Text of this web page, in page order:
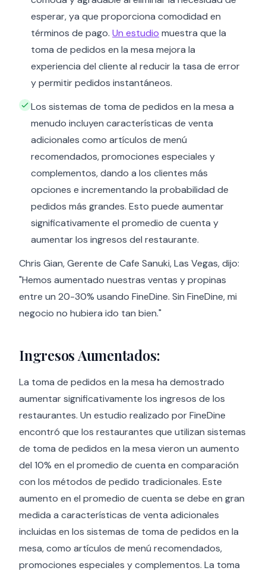
esperar, ya que proporciona comodidad en
términos de pago. Un estudio muestra que la
toma de pedidos en la mesa mejora la
experiencia del cliente al reducir la tasa de error
y permitir pedidos instantáneos.
Los sistemas de toma de pedidos en la mesa a
menudo incluyen características de venta
adicionales como artículos de menú
recomendados, promociones especiales y
complementos, dando a los clientes más
opciones e incrementando la probabilidad de
pedidos más grandes. Esto puede aumentar
significativamente el promedio de cuenta y
aumentar los ingresos del restaurante.
Chris Gian, Gerente de Cafe Sanuki, Las Vegas, dijo:
"Hemos aumentado nuestras ventas y propinas
entre un 20-30% usando FineDine. Sin FineDine, mi
negocio no hubiera ido tan bien."
Ingresos Aumentados:
La toma de pedidos en la mesa ha demostrado
aumentar significativamente los ingresos de los
restaurantes. Un estudio realizado por FineDine
encontró que los restaurantes que utilizan sistemas
de toma de pedidos en la mesa vieron un aumento
del 10% en el promedio de cuenta en comparación
con los métodos de pedido tradicionales. Este
aumento en el promedio de cuenta se debe en gran
medida a características de venta adicionales
incluidas en los sistemas de toma de pedidos en la
mesa, como artículos de menú recomendados,
promociones especiales y complementos. La toma